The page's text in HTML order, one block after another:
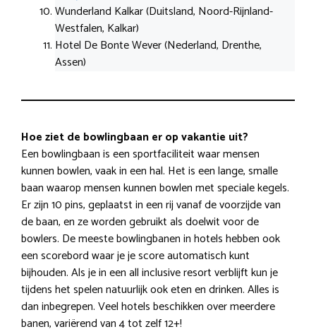
Wunderland Kalkar (Duitsland, Noord-Rijnland-
Westfalen, Kalkar)
Hotel De Bonte Wever (Nederland, Drenthe,
Assen)
Hoe ziet de bowlingbaan er op vakantie uit?
Een bowlingbaan is een sportfaciliteit waar mensen
kunnen bowlen, vaak in een hal. Het is een lange, smalle
baan waarop mensen kunnen bowlen met speciale kegels.
Er zijn 10 pins, geplaatst in een rij vanaf de voorzijde van
de baan, en ze worden gebruikt als doelwit voor de
bowlers. De meeste bowlingbanen in hotels hebben ook
een scorebord waar je je score automatisch kunt
bijhouden. Als je in een all inclusive resort verblijft kun je
tijdens het spelen natuurlijk ook eten en drinken. Alles is
dan inbegrepen. Veel hotels beschikken over meerdere
banen, variërend van 4 tot zelf 12+!